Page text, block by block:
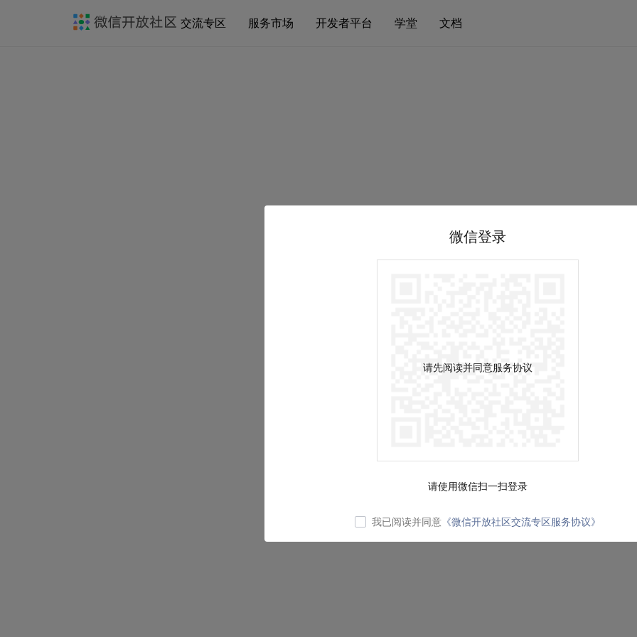
交流专区 服务市场 开发者平台 学堂 文档
微信登录
请先阅读并同意服务协议
请使用微信扫一扫登录
我已阅读并同意 《微信开放社区交流专区服务协议》